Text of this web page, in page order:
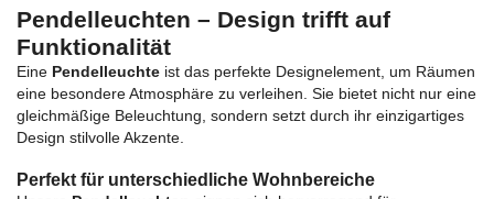
Pendelleuchten – Design trifft auf
Funktionalität
Eine Pendelleuchte ist das perfekte Designelement, um Räumen
eine besondere Atmosphäre zu verleihen. Sie bietet nicht nur eine
gleichmäßige Beleuchtung, sondern setzt durch ihr einzigartiges
Design stilvolle Akzente.
Perfekt für unterschiedliche Wohnbereiche